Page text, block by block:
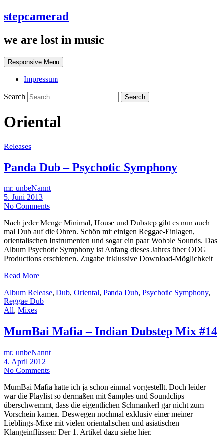
stepcamerad
we are lost in music
Responsive Menu
Impressum
Search
Oriental
Releases
Panda Dub – Psychotic Symphony
mr. unbeNannt
5. Juni 2013
No Comments
Nach jeder Menge Minimal, House und Dubstep gibt es nun auch
mal Dub auf die Ohren. Schön mit einigen Reggae-Einlagen,
orientalischen Instrumenten und sogar ein paar Wobble Sounds. Das
Album Psychotic Symphony ist Anfang dieses Jahres über ODG
Productions erschienen. Zugabe inklussive Download-Möglichkeit
Read More
Album Release, Dub, Oriental, Panda Dub, Psychotic Symphony,
Reggae Dub
All, Mixes
MumBai Mafia – Indian Dubstep Mix #14
mr. unbeNannt
4. April 2012
No Comments
MumBai Mafia hatte ich ja schon einmal vorgestellt. Doch leider
war die Playlist so dermaßen mit Samples und Soundclips
überschwemmt, dass die eigentlichen Schmankerl gar nicht zum
Vorschein kamen. Deswegen nochmal exklusiv einer meiner
Lieblings-Mixe mit vielen orientalischen und asiatischen
Klangeinflüssen: Der 1. Artikel dazu siehe hier.